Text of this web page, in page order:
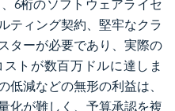
6桁のソフトウェアライセ
ティング契約、堅牢なクラ
ターが必要であり、実際の
トが数百万ドルに達しま
低減などの無形の利益は、
化が難しく、予算承認を複